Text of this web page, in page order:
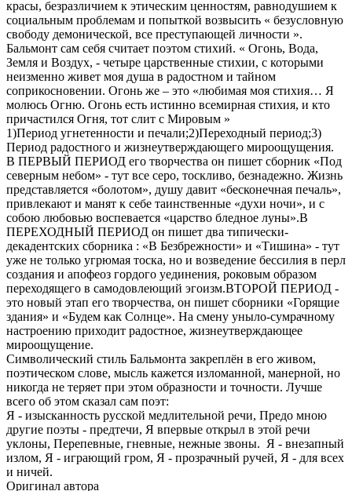
красы, безразличием к этическим ценностям, равнодушием к
социальным проблемам и попыткой возвысить « безусловную
свободу демонической, все преступающей личности ».
Бальмонт сам себя считает поэтом стихий. « Огонь, Вода,
Земля и Воздух, - четыре царственные стихии, с которыми
неизменно живет моя душа в радостном и тайном
соприкосновении. Огонь же – это «любимая моя стихия… Я
молюсь Огню. Огонь есть истинно всемирная стихия, и кто
причастился Огня, тот слит с Мировым »
1)Период угнетенности и печали;2)Переходный период;3)
Период радостного и жизнеутверждающего мироощущения.
В ПЕРВЫЙ ПЕРИОД его творчества он пишет сборник «Под
северным небом» - тут все серо, тоскливо, безнадежно. Жизнь
представляется «болотом», душу давит «бесконечная печаль»,
привлекают и манят к себе таинственные «духи ночи», и с
собою любовью воспевается «царство бледное луны».В
ПЕРЕХОДНЫЙ ПЕРИОД он пишет два типически-
декадентских сборника : «В Безбрежности» и «Тишина» - тут
уже не только угрюмая тоска, но и возведение бессилия в перл
создания и апофеоз гордого уединения, роковым образом
переходящего в самодовлеющий эгоизм.ВТОРОЙ ПЕРИОД -
это новый этап его творчества, он пишет сборники «Горящие
здания» и «Будем как Солнце». На смену уныло-сумрачному
настроению приходит радостное, жизнеутверждающее
мироощущение.
Символический стиль Бальмонта закреплён в его живом,
поэтическом слове, мысль кажется изломанной, манерной, но
никогда не теряет при этом образности и точности. Лучше
всего об этом сказал сам поэт:
Я - изысканность русской медлительной речи, Предо мною
другие поэты - предтечи, Я впервые открыл в этой речи
уклоны, Перепевные, гневные, нежные звоны. Я - внезапный
излом, Я - играющий гром, Я - прозрачный ручей, Я - для всех
и ничей.
Оригинал автора